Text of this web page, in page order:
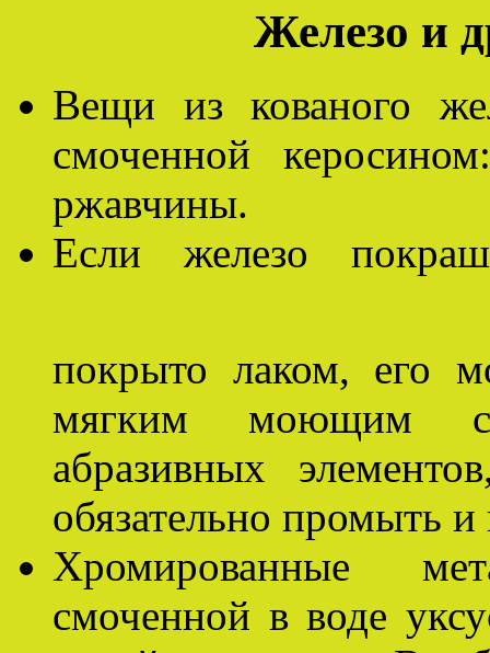
Железо и
Вещи из кованого
смоченной
ржавчины.
Если железо
покрыто лаком, его
мягким моющим
абразивных
обязательно промыть и
Хромированные
смоченной в воде